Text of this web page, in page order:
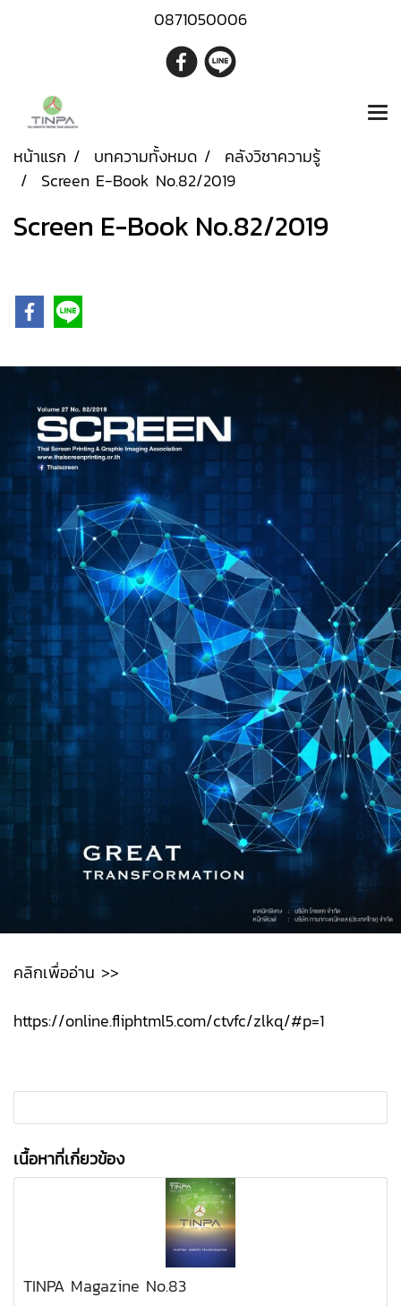
0871050006
หน้าแรก บทความทั้งหมด
คลังวิชาความรู้
Screen E-Book No.82/2019
Screen E-Book No.82/2019
คลิกเพื่ออ่าน >>
https://online.fliphtml5.com/ctvfc/zlkq/#p=1
เนื้อหาที่เกี่ยวข้อง
TINPA Magazine No.83